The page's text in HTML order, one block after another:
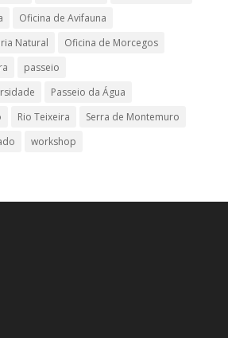
Oficina de Avifauna
Natural
Oficina de Morcegos
passeio
Passeio da Água
Rio Teixeira
Serra de Montemuro
workshop